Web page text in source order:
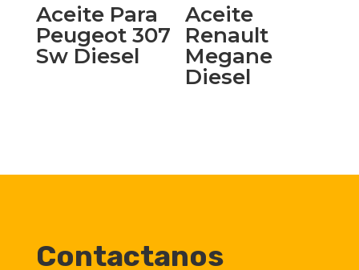
Aceite Para
Peugeot 307
Sw Diesel
Aceite
Renault
Megane
Diesel
Contactanos